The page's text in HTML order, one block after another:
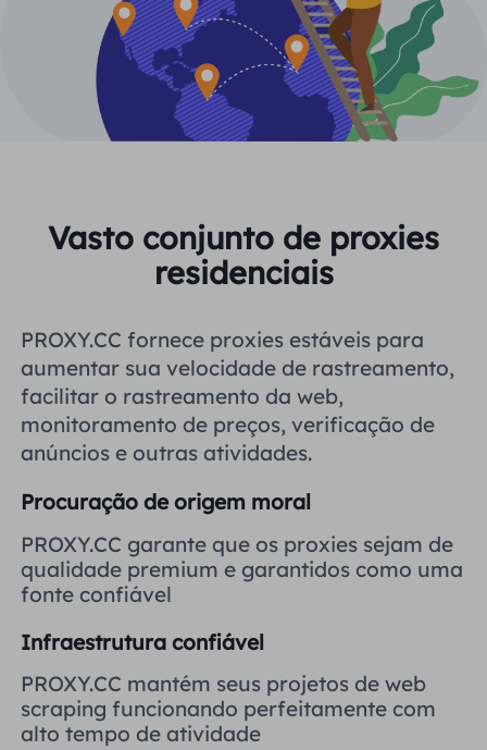
Verificação de anúncios
Raspagem e rastreamento da Web
FERRAMENTAS GRATUITAS
Verificador de proxy
LOCAIS
Estados Unidos
Reino Unido
Brasil
Rússia
Blogue
Guia do usuário
Mais integrações
中文
English
Deutsch
Indonesia
Русский
हिंदी
Aproveitar77% de descontoe aja agora!
Residencial $0/GB $0/dia ilimitado
Vasto conjunto de proxies
residenciais
PROXY.CC fornece proxies estáveis ​​para
aumentar sua velocidade de rastreamento,
facilitar o rastreamento da web,
monitoramento de preços, verificação de
anúncios e outras atividades.
Procuração de origem moral
PROXY.CC garante que os proxies sejam de
qualidade premium e garantidos como uma
fonte confiável
Infraestrutura confiável
PROXY.CC mantém seus projetos de web
scraping funcionando perfeitamente com
alto tempo de atividade